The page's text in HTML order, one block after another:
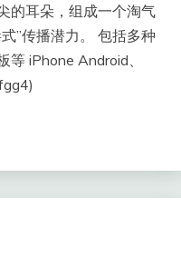
的耳朵，组成一个淘气
”传播潜力。 包括多种
iPhone Android、